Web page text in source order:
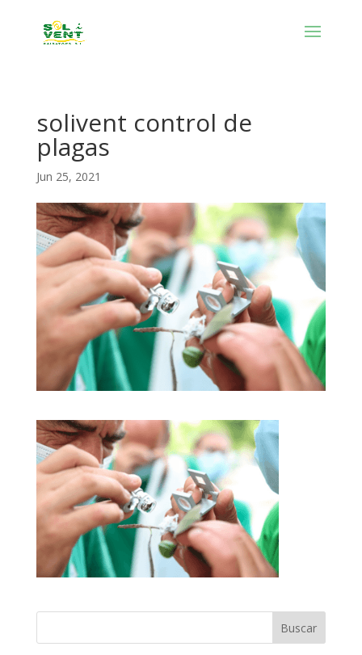
solivent control de
plagas
Jun 25, 2021